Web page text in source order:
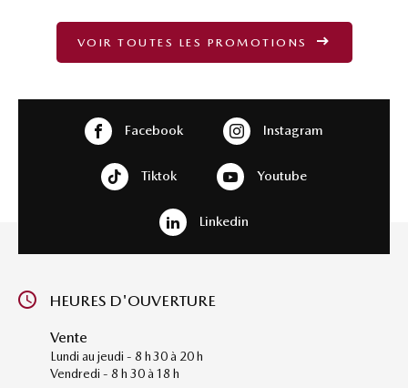
VOIR TOUTES LES PROMOTIONS
Facebook Instagram
Tiktok Youtube
Linkedin
HEURES D'OUVERTURE
Vente
Lundi au jeudi - 8 h 30 à 20 h
Vendredi - 8 h 30 à 18 h